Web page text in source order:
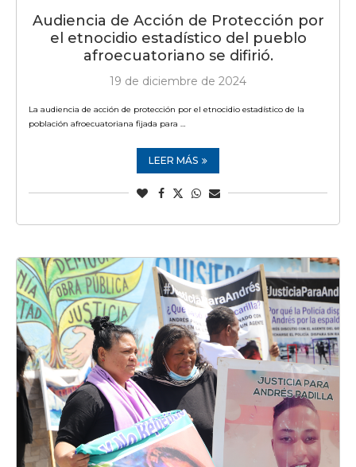
Audiencia de Acción de Protección por
el etnocidio estadístico del pueblo
afroecuatoriano se difirió.
19 de diciembre de 2024
La audiencia de acción de protección por el etnocidio estadístico de la
población afroecuatoriana fijada para …
LEER MÁS